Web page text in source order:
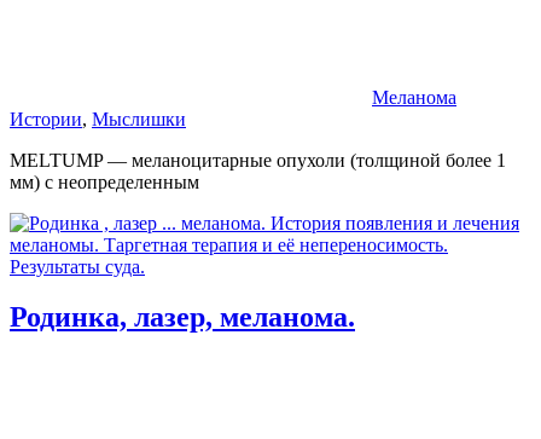
Меланома
Истории, Мыслишки
MELTUMP — меланоцитарные опухоли (толщиной более 1
мм) с неопределенным
Родинка, лазер, меланома.